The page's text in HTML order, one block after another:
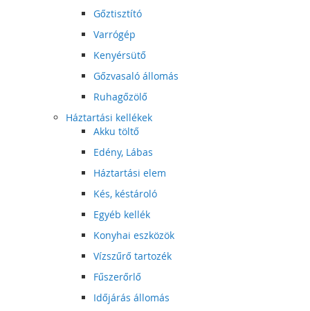
Gőztisztító
Varrógép
Kenyérsütő
Gőzvasaló állomás
Ruhagőzölő
Háztartási kellékek
Akku töltő
Edény, Lábas
Háztartási elem
Kés, késtároló
Egyéb kellék
Konyhai eszközök
Vízszűrő tartozék
Fűszerőrlő
Időjárás állomás